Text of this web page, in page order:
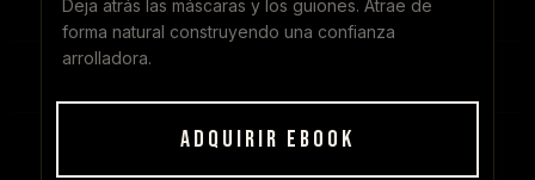
Deja atrás las máscaras y los guiones. Atrae de
forma natural construyendo una confianza
arrolladora.
ADQUIRIR EBOOK